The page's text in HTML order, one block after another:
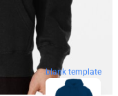
blank template